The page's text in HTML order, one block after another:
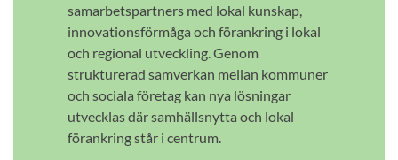
samarbetspartners med lokal kunskap,
innovationsförmåga och förankring i lokal
och regional utveckling. Genom
strukturerad samverkan mellan kommuner
och sociala företag kan nya lösningar
utvecklas där samhällsnytta och lokal
förankring står i centrum.